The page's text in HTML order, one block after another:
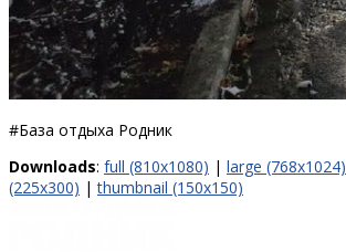
#База отдыха Родник
Downloads: full (810x1080) | large (768x1024)
(225x300) |thumbnail (150x150)